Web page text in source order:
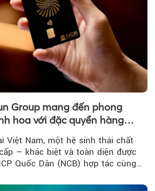
Group mang đến phong
hoa với đặc quyền hàng
Việt Nam, một hệ sinh thái chất
– khác biệt và toàn diện được
Quốc Dân (NCB) hợp tác cùng